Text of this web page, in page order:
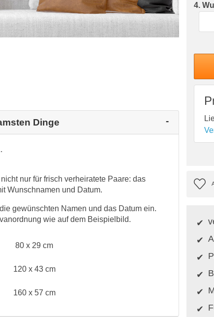
Dinge
nur für frisch verheiratete Paare: das
Wunschnamen und Datum.
gewünschten Namen und das Datum ein.
wie auf dem Beispielbild.
80 x 29 cm
120 x 43 cm
160 x 57 cm
4.